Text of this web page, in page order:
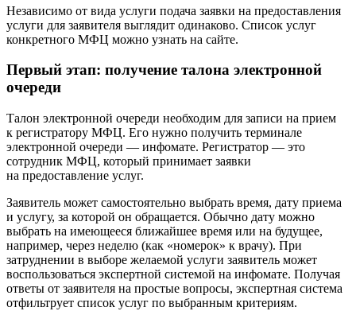
Независимо от вида услуги подача заявки на предоставления
услуги для заявителя выглядит одинаково. Список услуг
конкретного МФЦ можно узнать на сайте.
Первый этап: получение талона электронной
очереди
Талон электронной очереди необходим для записи на прием
к регистратору МФЦ. Его нужно получить терминале
электронной очереди — инфомате. Регистратор — это
сотрудник МФЦ, который принимает заявки
на предоставление услуг.
Заявитель может самостоятельно выбрать время, дату приема
и услугу, за которой он обращается. Обычно дату можно
выбрать на имеющееся ближайшее время или на будущее,
например, через неделю (как «номерок» к врачу). При
затруднении в выборе желаемой услуги заявитель может
воспользоваться экспертной системой на инфомате. Получая
ответы от заявителя на простые вопросы, экспертная система
отфильтрует список услуг по выбранным критериям.